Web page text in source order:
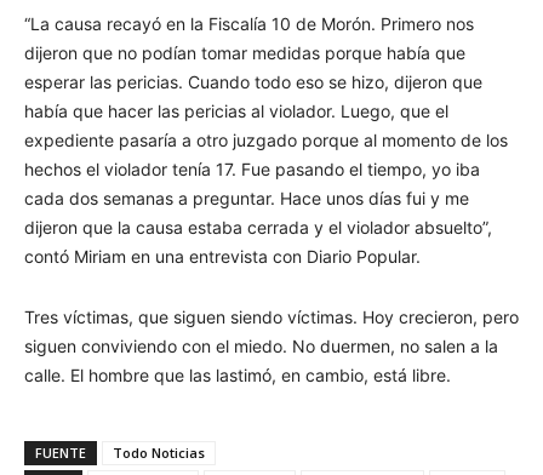
“La causa recayó en la Fiscalía 10 de Morón. Primero nos
dijeron que no podían tomar medidas porque había que
esperar las pericias. Cuando todo eso se hizo, dijeron que
había que hacer las pericias al violador. Luego, que el
expediente pasaría a otro juzgado porque al momento de los
hechos el violador tenía 17. Fue pasando el tiempo, yo iba
cada dos semanas a preguntar. Hace unos días fui y me
dijeron que la causa estaba cerrada y el violador absuelto”,
contó Miriam en una entrevista con Diario Popular.
Tres víctimas, que siguen siendo víctimas. Hoy crecieron, pero
siguen conviviendo con el miedo. No duermen, no salen a la
calle. El hombre que las lastimó, en cambio, está libre.
FUENTE
Todo Noticias